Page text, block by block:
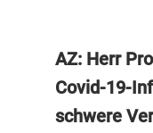
AZ: Herr
Covid-19-
schwere